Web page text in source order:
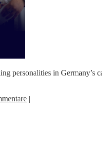
personalities in
|